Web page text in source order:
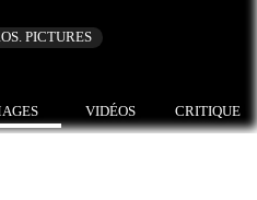
PICTURES
VIDÉOS CRITIQUE